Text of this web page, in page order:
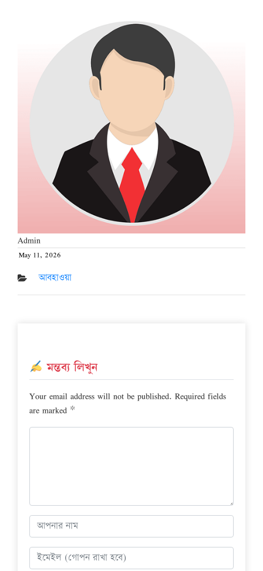
Admin
Posted
on
May 11, 2026
আবহাওয়া
মন্তব্য লিখুন
Your email address will not be published. Required fields
are marked *